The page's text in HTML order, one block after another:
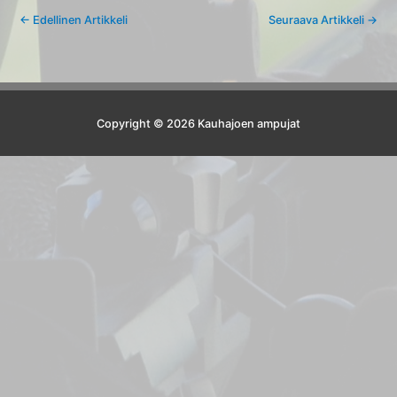
← Edellinen Artikkeli Seuraava Artikkeli →
Copyright © 2026 Kauhajoen ampujat